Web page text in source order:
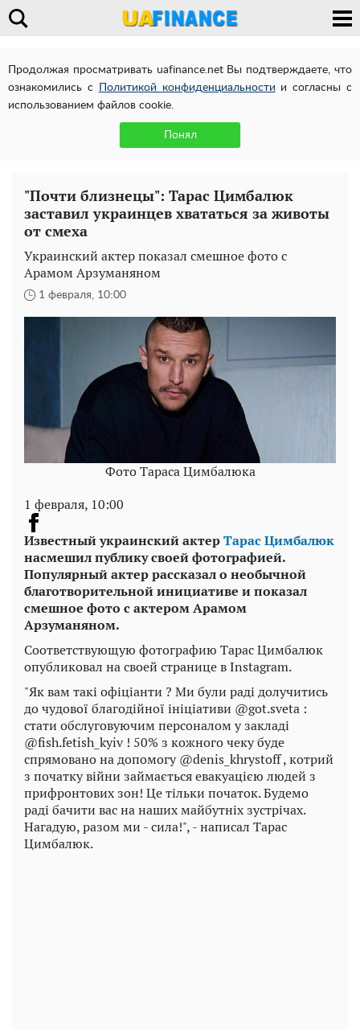
Продолжая просматривать uafinance.net Вы подтверждаете, что
ознакомились с
Политикой конфиденциальности и согласны с
использованием файлов cookie.
Понял
"Почти близнецы": Тарас Цимбалюк
заставил украинцев хвататься за животы
от смеха
Украинский актер показал смешное фото с
Арамом Арзуманяном
1 февраля, 10:00
Фото Тараса Цимбалюка
1 февраля, 10:00
Известный украинский актерТарас Цимбалюк
насмешил публику своей фотографией.
Популярный актер рассказал о необычной
благотворительной инициативе и показал
смешное фото с актером Арамом
Арзуманяном.
Соответствующую фотографию Тарас Цимбалюк
опубликовал на своей странице в Instagram.
"Як вам такі офіціанти ? Ми були раді долучитись
до чудової благодійної ініціативи @got.sveta :
стати обслуговуючим персоналом у закладі
@fish.fetish_kyiv ! 50% з кожного чеку буде
спрямовано на допомогу @denis_khrystoff , котрий
з початку війни займається евакуацією людей з
прифронтових зон! Це тільки початок. Будемо
раді бачити вас на наших майбутніх зустрічах.
Нагадую, разом ми - сила!", - написал Тарас
Цимбалюк.